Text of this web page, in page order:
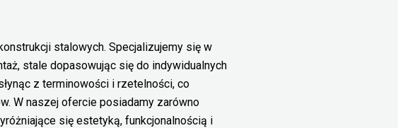
stalowych. Specjalizujemy się w
stale dopasowując się do indywidualnych
z terminowości i rzetelności, co
W naszej ofercie posiadamy zarówno
się estetyką, funkcjonalnością i